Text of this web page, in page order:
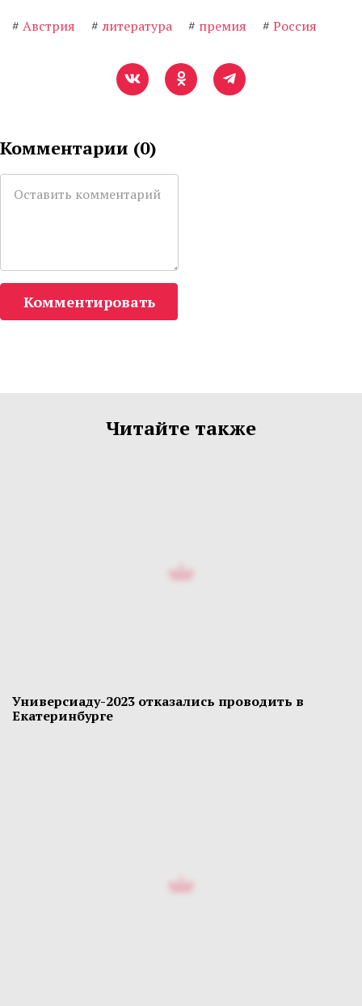
# Австрия # литература # премия # Россия
Комментарии (0)
Комментировать
Читайте также
Универсиаду-2023 отказались проводить в
Екатеринбурге